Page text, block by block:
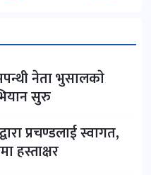
नेता भुसालकाे
सुरु
प्रचण्डलाई स्वागत,
हस्ताक्षर